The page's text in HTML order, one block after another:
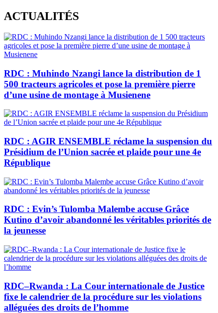
Skip
to
content
ACTUALITÉS
RDC : Muhindo Nzangi lance la distribution de 1
500 tracteurs agricoles et pose la première pierre
d’une usine de montage à Musienene
RDC : AGIR ENSEMBLE réclame la suspension du
Présidium de l’Union sacrée et plaide pour une 4e
République
RDC : Evin’s Tulomba Malembe accuse Grâce
Kutino d’avoir abandonné les véritables priorités de
la jeunesse
RDC–Rwanda : La Cour internationale de Justice
fixe le calendrier de la procédure sur les violations
alléguées des droits de l’homme